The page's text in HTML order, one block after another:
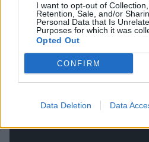
I want to opt-out of Collection,
Retention, Sale, and/or
Personal Data that Is
Purposes for which it was
Opted Out
CONFIRM
Data Deletion Data